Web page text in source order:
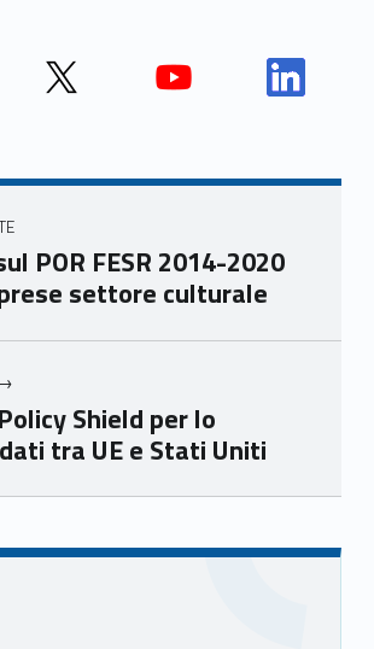
Unio
e
Ven
Unio
e
Ven
Unio
e
Ven
POR FESR 2014-2020
settore culturale
Shield per lo
tra UE e Stati Uniti